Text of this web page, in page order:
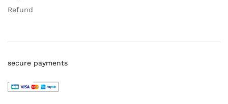
Refund
secure payments